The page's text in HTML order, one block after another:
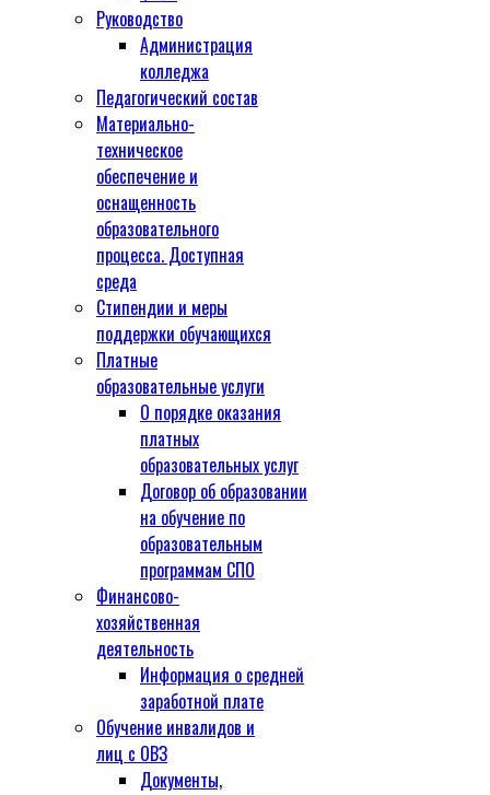
Руководство
Администрация
колледжа
Педагогический состав
Материально-
техническое
обеспечение и
оснащенность
образовательного
процесса. Доступная
среда
Стипендии и меры
поддержки обучающихся
Платные
образовательные услуги
О порядке оказания
платных
образовательных услуг
Договор об образовании
на обучение по
образовательным
программам СПО
Финансово-
хозяйственная
деятельность
Информация о средней
заработной плате
Обучение инвалидов и
лиц с ОВЗ
Документы,